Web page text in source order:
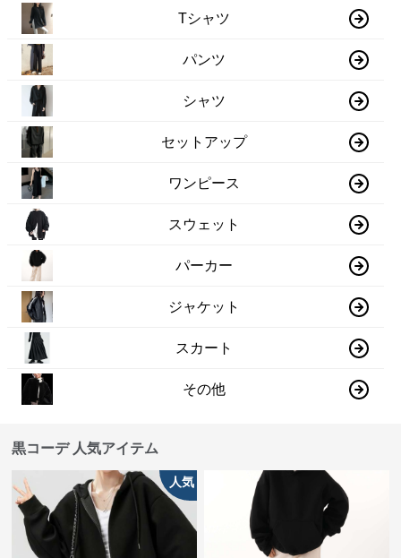
Tシャツ
パンツ
シャツ
セットアップ
ワンピース
スウェット
パーカー
ジャケット
スカート
その他
黒コーデ 人気アイテム
人気